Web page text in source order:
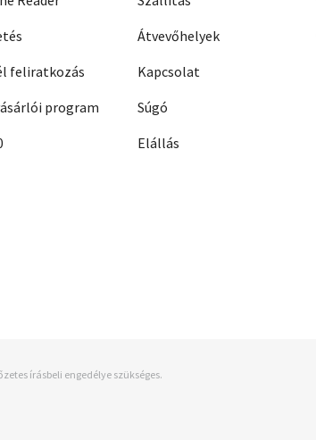
feliratkozás
program
Átvevőhelyek
Kapcsolat
Súgó
Elállás
írásbeli engedélye szükséges.